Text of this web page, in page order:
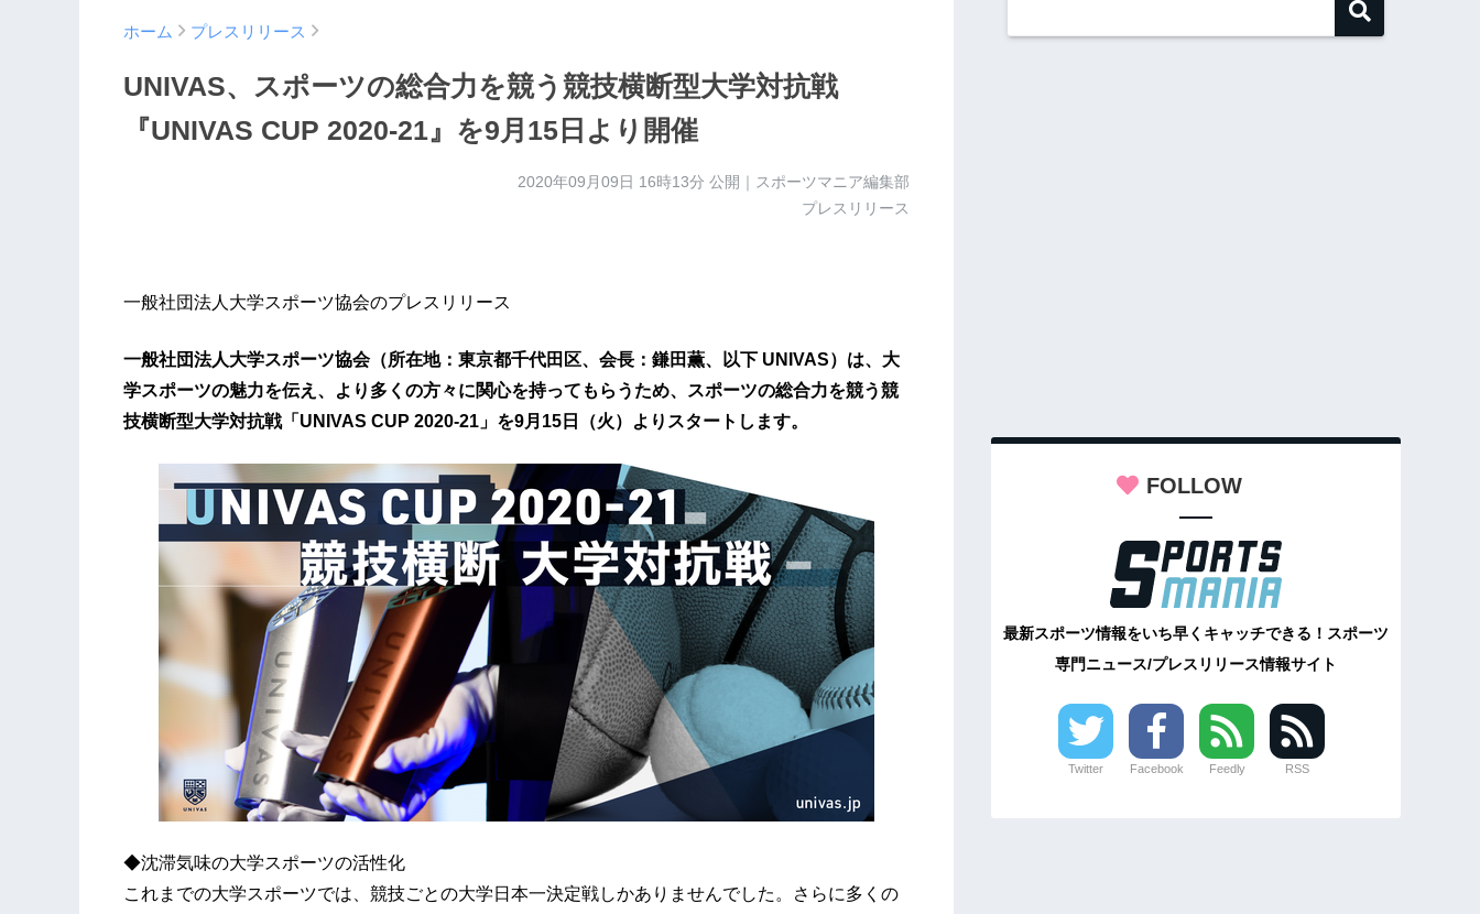
ホーム プレスリリース
UNIVAS、スポーツの総合力を競う競技横断型大学対抗戦
『UNIVAS CUP 2020-21』を9月15日より開催
2020年09月09日 16時13分 公開｜スポーツマニア編集部
プレスリリース
一般社団法人大学スポーツ協会のプレスリリース
一般社団法人大学スポーツ協会（所在地：東京都千代田区、会長：鎌田薫、以下 UNIVAS）は、大
学スポーツの魅力を伝え、より多くの方々に関心を持ってもらうため、スポーツの総合力を競う競
技横断型大学対抗戦「UNIVAS CUP 2020-21」を9月15日（火）よりスタートします。
◆沈滞気味の大学スポーツの活性化
これまでの大学スポーツでは、競技ごとの大学日本一決定戦しかありませんでした。さらに多くの
FOLLOW
最新スポーツ情報をいち早くキャッチできる！スポーツ
専門ニュース/プレスリリース情報サイト
Twitter Facebook Feedly RSS